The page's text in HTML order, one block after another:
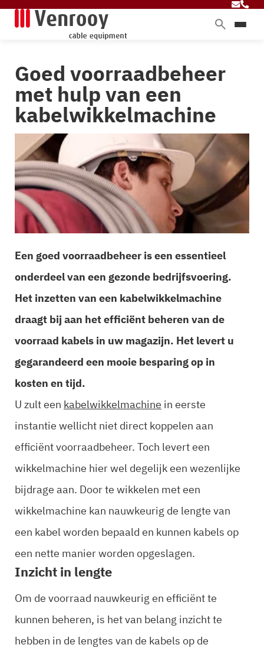
Producten
Diensten
Branches
Over ons
Blog
Contact
Goed voorraadbeheer
met hulp van een
kabelwikkelmachine
Een goed voorraadbeheer is een essentieel
onderdeel van een gezonde bedrijfsvoering.
Het inzetten van een kabelwikkelmachine
draagt bij aan het efficiënt beheren van de
voorraad kabels in uw magazijn. Het levert u
gegarandeerd een mooie besparing op in
kosten en tijd.
U zult een kabelwikkelmachine in eerste
instantie wellicht niet direct koppelen aan
efficiënt voorraadbeheer. Toch levert een
wikkelmachine hier wel degelijk een wezenlijke
bijdrage aan. Door te wikkelen met een
wikkelmachine kan nauwkeurig de lengte van
een kabel worden bepaald en kunnen kabels op
een nette manier worden opgeslagen.
Inzicht in lengte
Om de voorraad nauwkeurig en efficiënt te
kunnen beheren, is het van belang inzicht te
hebben in de lengtes van de kabels op de